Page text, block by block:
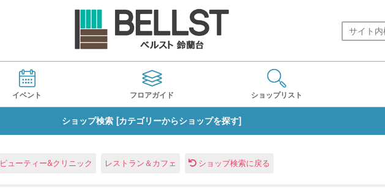
イベント フロアガイド ショップリスト
ショップ検索 [カテゴリーからショップを探す]
ビューティー&クリニック レストラン＆カフェ ショップ検索に戻る